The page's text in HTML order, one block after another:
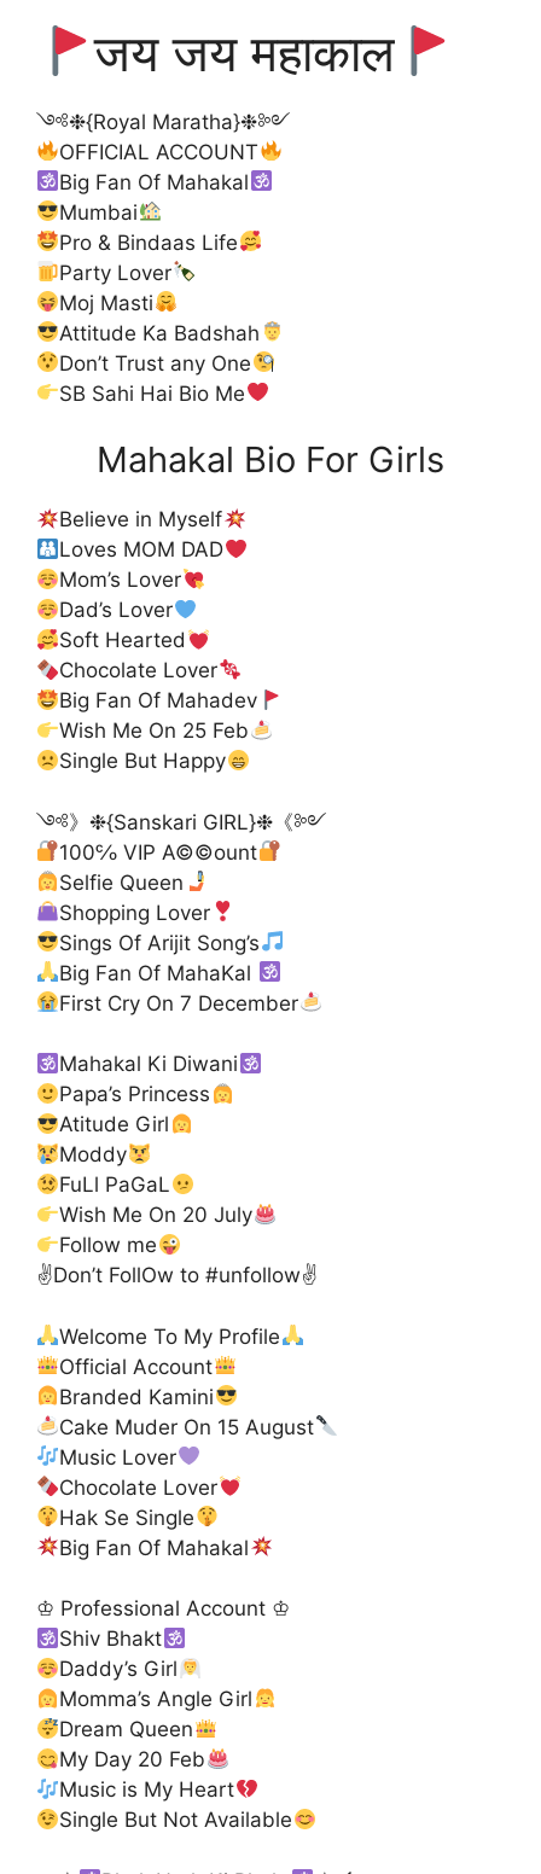
जय जय महाकाल
༺❉{Royal Maratha}❉༻
OFFICIAL ACCOUNT
Big Fan Of Mahakal
Mumbai
Pro & Bindaas Life
Party Lover
Moj Masti
Attitude Ka Badshah
Don’t Trust any One
SB Sahi Hai Bio Me
Mahakal Bio For Girls
Believe in Myself
Loves MOM DAD
Mom’s Lover
Dad’s Lover
Soft Hearted
Chocolate Lover
Big Fan Of Mahadev
Wish Me On 25 Feb
Single But Happy
༺》❉{Sanskari GIRL}❉《༻
100℅ VIP A©©ount
Selfie Queen
Shopping Lover
Sings Of Arijit Song’s
Big Fan Of MahaKal
First Cry On 7 December
Mahakal Ki Diwani
Papa’s Princess
Atitude Girl
Moddy
FuLl PaGaL
Wish Me On 20 July
Follow me
✌️Don’t FollOw to #unfollow✌️
Welcome To My Profile
Official Account
Branded Kamini
Cake Muder On 15 August
Music Lover
Chocolate Lover
Hak Se Single
Big Fan Of Mahakal
♔ Professional Account ♔
Shiv Bhakt
Daddy’s Girl
Momma’s Angle Girl
Dream Queen
My Day 20 Feb
Music is My Heart
Single But Not Available